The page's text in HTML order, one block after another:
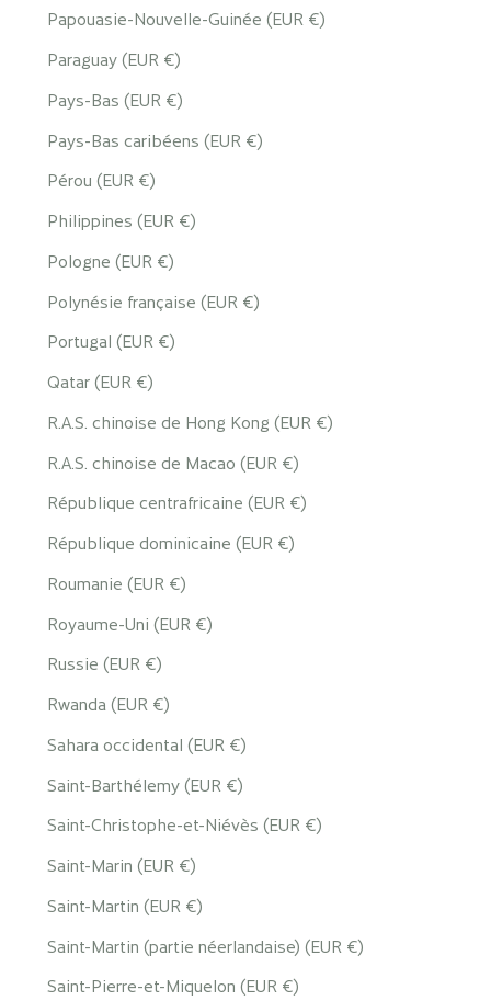
Papouasie-Nouvelle-Guinée (EUR €)
Paraguay (EUR €)
Pays-Bas (EUR €)
Pays-Bas caribéens (EUR €)
Pérou (EUR €)
Philippines (EUR €)
Pologne (EUR €)
Polynésie française (EUR €)
Portugal (EUR €)
Qatar (EUR €)
R.A.S. chinoise de Hong Kong (EUR €)
R.A.S. chinoise de Macao (EUR €)
République centrafricaine (EUR €)
République dominicaine (EUR €)
Roumanie (EUR €)
Royaume-Uni (EUR €)
Russie (EUR €)
Rwanda (EUR €)
Sahara occidental (EUR €)
Saint-Barthélemy (EUR €)
Saint-Christophe-et-Niévès (EUR €)
Saint-Marin (EUR €)
Saint-Martin (EUR €)
Saint-Martin (partie néerlandaise) (EUR €)
Saint-Pierre-et-Miquelon (EUR €)